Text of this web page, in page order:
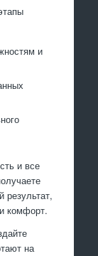
и
и все
результат,
комфорт.
на